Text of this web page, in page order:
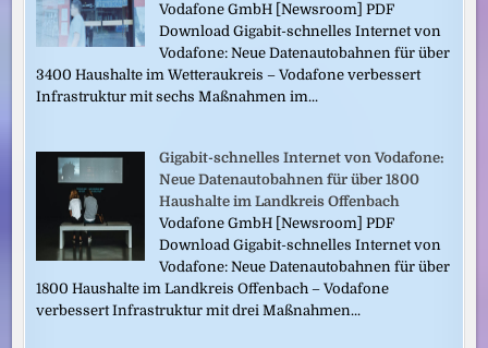
Vodafone GmbH [Newsroom] PDF
Download Gigabit-schnelles Internet von
Vodafone: Neue Datenautobahnen für über
3400 Haushalte im Wetteraukreis – Vodafone verbessert
Infrastruktur mit sechs Maßnahmen im...
Gigabit-schnelles Internet von Vodafone:
Neue Datenautobahnen für über 1800
Haushalte im Landkreis Offenbach
Vodafone GmbH [Newsroom] PDF
Download Gigabit-schnelles Internet von
Vodafone: Neue Datenautobahnen für über
1800 Haushalte im Landkreis Offenbach – Vodafone
verbessert Infrastruktur mit drei Maßnahmen...